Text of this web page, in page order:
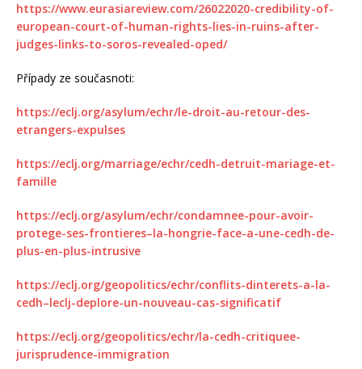
https://www.eurasiareview.com/26022020-credibility-of-
european-court-of-human-rights-lies-in-ruins-after-
judges-links-to-soros-revealed-oped/
Případy ze současnoti:
https://eclj.org/asylum/echr/le-droit-au-retour-des-
etrangers-expulses
https://eclj.org/marriage/echr/cedh-detruit-mariage-et-
famille
https://eclj.org/asylum/echr/condamnee-pour-avoir-
protege-ses-frontieres–la-hongrie-face-a-une-cedh-de-
plus-en-plus-intrusive
https://eclj.org/geopolitics/echr/conflits-dinterets-a-la-
cedh–leclj-deplore-un-nouveau-cas-significatif
https://eclj.org/geopolitics/echr/la-cedh-critiquee-
jurisprudence-immigration